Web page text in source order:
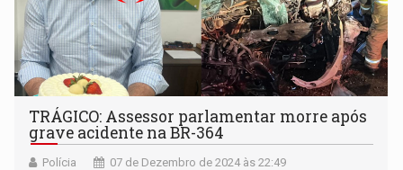
TRÁGICO: Assessor parlamentar morre após
grave acidente na BR-364
Polícia 07 de Dezembro de 2024 às 22:49